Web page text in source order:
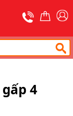
4